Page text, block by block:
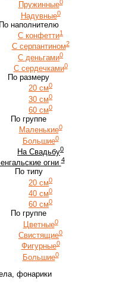
Пружинные0
Надувные0
По наполнителю
С конфетти1
С серпантином2
С деньгами0
С сердечками0
По размеру
20 см0
30 см0
60 см0
По группе
Маленькие0
Большие0
На Свадьбу0
огни 4
По типу
20 см0
40 см0
60 см0
По группе
Цветные0
Свистящие0
Фигурные0
Большие0
фонарики